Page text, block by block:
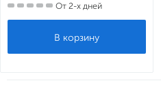
От 2-х дней